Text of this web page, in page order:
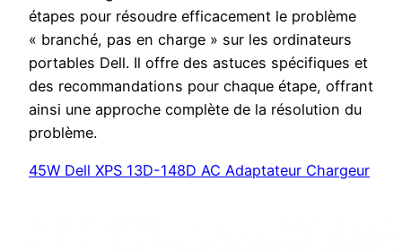
étapes pour résoudre efficacement le problème
« branché, pas en charge » sur les ordinateurs
portables Dell. Il offre des astuces spécifiques et
des recommandations pour chaque étape, offrant
ainsi une approche complète de la résolution du
problème.
45W Dell XPS 13D-148D AC Adaptateur Chargeur